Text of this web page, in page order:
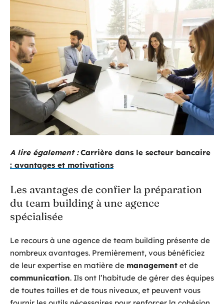
A lire également : Carrière dans le secteur bancaire
: avantages et motivations
Les avantages de confier la préparation
du team building à une agence
spécialisée
Le recours à une agence de team building présente de
nombreux avantages. Premièrement, vous bénéficiez
de leur expertise en matière de management et de
communication. Ils ont l’habitude de gérer des équipes
de toutes tailles et de tous niveaux, et peuvent vous